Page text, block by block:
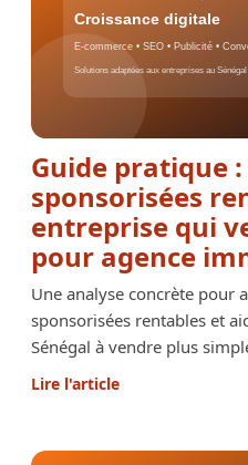
Guide pratique
sponsorisées
entreprise qui
pour agence
Une analyse concrète pour
sponsorisées rentables et
Sénégal à vendre plus
Lire l'article